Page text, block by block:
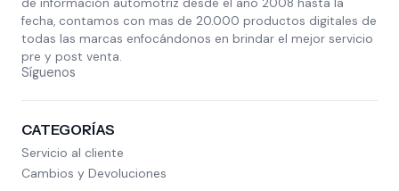
de información automotriz desde el año 2008 hasta la
fecha, contamos con mas de 20.000 productos digitales de
todas las marcas enfocándonos en brindar el mejor servicio
pre y post venta.
Síguenos
CATEGORÍAS
Servicio al cliente
Cambios y Devoluciones